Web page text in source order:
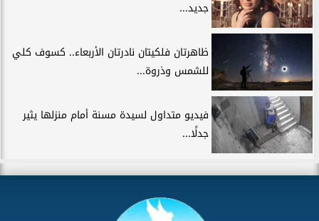
جديد...
ظاهرتان فلكيتان نادرتان الأربعاء.. كسوف كلي
للشمس وذروة...
فيديو متداول لسيدة مسنة أمام منزلها يثير
جدلًا...